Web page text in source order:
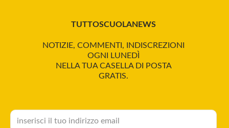
TUTTOSCUOLANEWS
NOTIZIE, COMMENTI, INDISCREZIONI
OGNI LUNEDÌ
NELLA TUA CASELLA DI POSTA
GRATIS.